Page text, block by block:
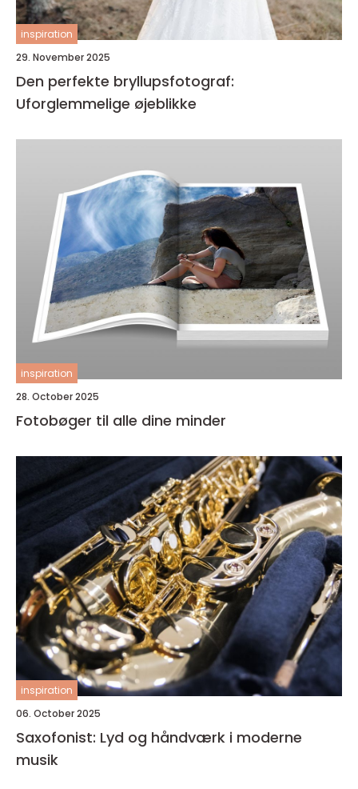
inspiration
29. November 2025
Den perfekte bryllupsfotograf:
Uforglemmelige øjeblikke
inspiration
28. October 2025
Fotobøger til alle dine minder
inspiration
06. October 2025
Saxofonist: Lyd og håndværk i moderne
musik